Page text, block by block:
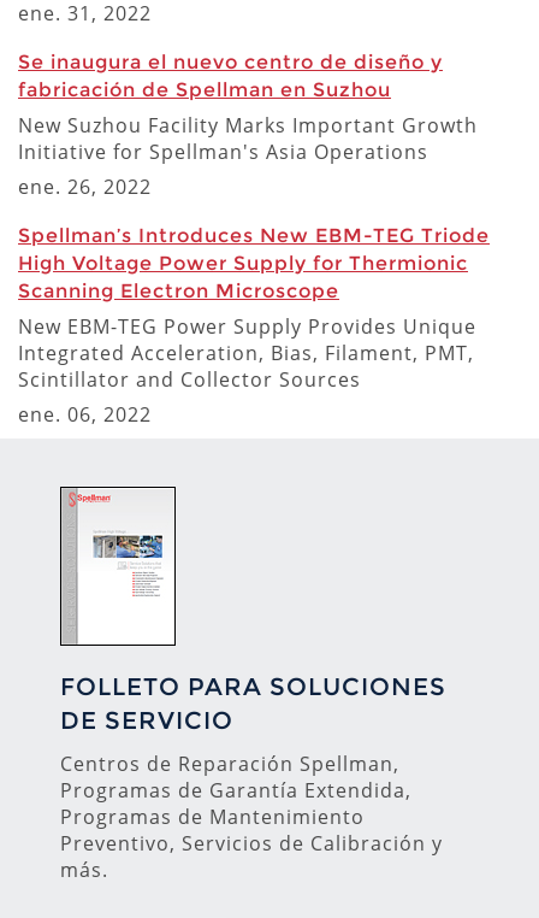
ene. 31, 2022
Se inaugura el nuevo centro de diseño y
fabricación de Spellman en Suzhou
New Suzhou Facility Marks Important Growth
Initiative for Spellman's Asia Operations
ene. 26, 2022
Spellman’s Introduces New EBM-TEG Triode
High Voltage Power Supply for Thermionic
Scanning Electron Microscope
New EBM-TEG Power Supply Provides Unique
Integrated Acceleration, Bias, Filament, PMT,
Scintillator and Collector Sources
ene. 06, 2022
FOLLETO PARA SOLUCIONES
DE SERVICIO
Centros de Reparación Spellman,
Programas de Garantía Extendida,
Programas de Mantenimiento
Preventivo, Servicios de Calibración y
más.